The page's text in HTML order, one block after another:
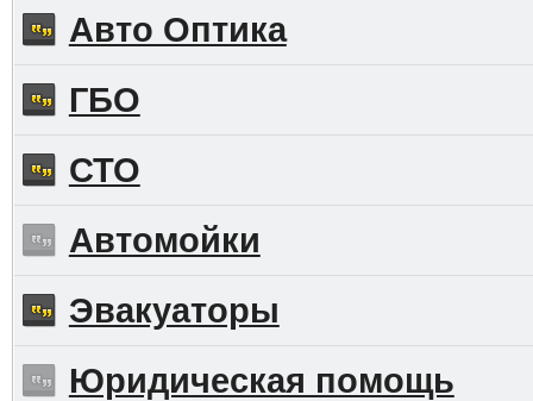
Авто Оптика
ГБО
СТО
Автомойки
Эвакуаторы
Юридическая помощь